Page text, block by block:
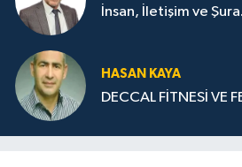
İnsan, İletişim ve
HASAN KAYA
DECCAL FİTNESİ VE